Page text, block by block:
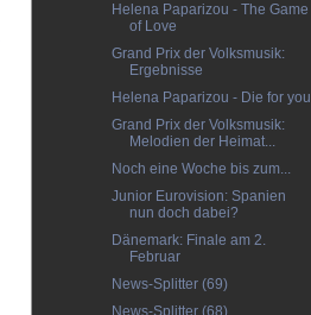
Helena Paparizou - The Game
of Love
Grand Prix der Volksmusik:
Ergebnisse
Helena Paparizou - Die for you
Grand Prix der Volksmusik:
Melodien der Heimat...
Noch eine Woche bis zum...
Junior Eurovision: Spanien
nun doch dabei?
Dänemark: Finale am 2.
Februar
News-Splitter (69)
News-Splitter (68)